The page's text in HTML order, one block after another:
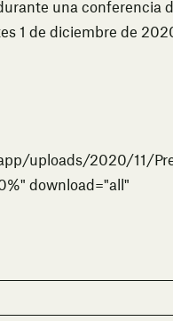
una conferencia
1 de diciembre de
uploads/2020/11/
download="all"